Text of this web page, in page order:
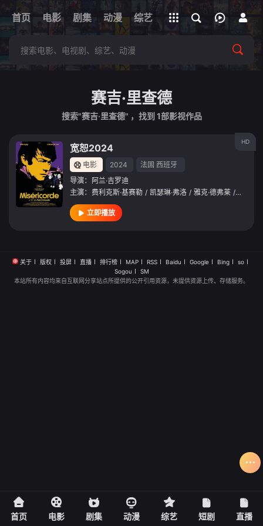
首页 电影 剧集 动漫 综艺 短剧 直播 APP
下载客户端
立即登录
赛吉·里查德
搜索"赛吉·里查德" ，找到 1部影视作品
HD
宽恕2024
电影 2024 法国 西班牙
导演： 阿兰·吉罗迪
主演： 费利克斯·基赛勒 / 凯瑟琳·弗洛 / 雅克·德弗莱 / 让-巴普
立即播放
关于 版权 投屏 直播 排行榜 MAP RSS Baidu Google Bing
so
Sogou
SM
本站所有内容均来自互联网分享站点所提供的公开引用资源，未提供资源上传、存储服务。
首页 电影 剧集 动漫 综艺 短剧 直播